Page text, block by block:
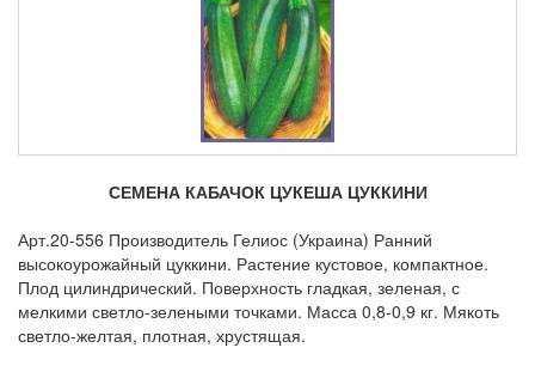
СЕМЕНА КАБАЧОК ЦУКЕША ЦУККИНИ
Арт.20-556 Производитель Гелиос (Украина) Ранний
высокоурожайный цуккини. Растение кустовое, компактное.
Плод цилиндрический. Поверхность гладкая, зеленая, с
мелкими светло-зелеными точками. Масса 0,8-0,9 кг. Мякоть
светло-желтая, плотная, хрустящая.